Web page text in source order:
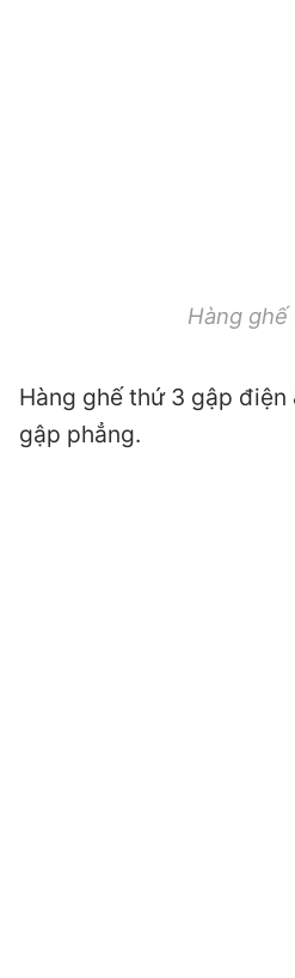
Hàng ghế
Hàng ghế thứ 3 gập điện
gập phẳng.